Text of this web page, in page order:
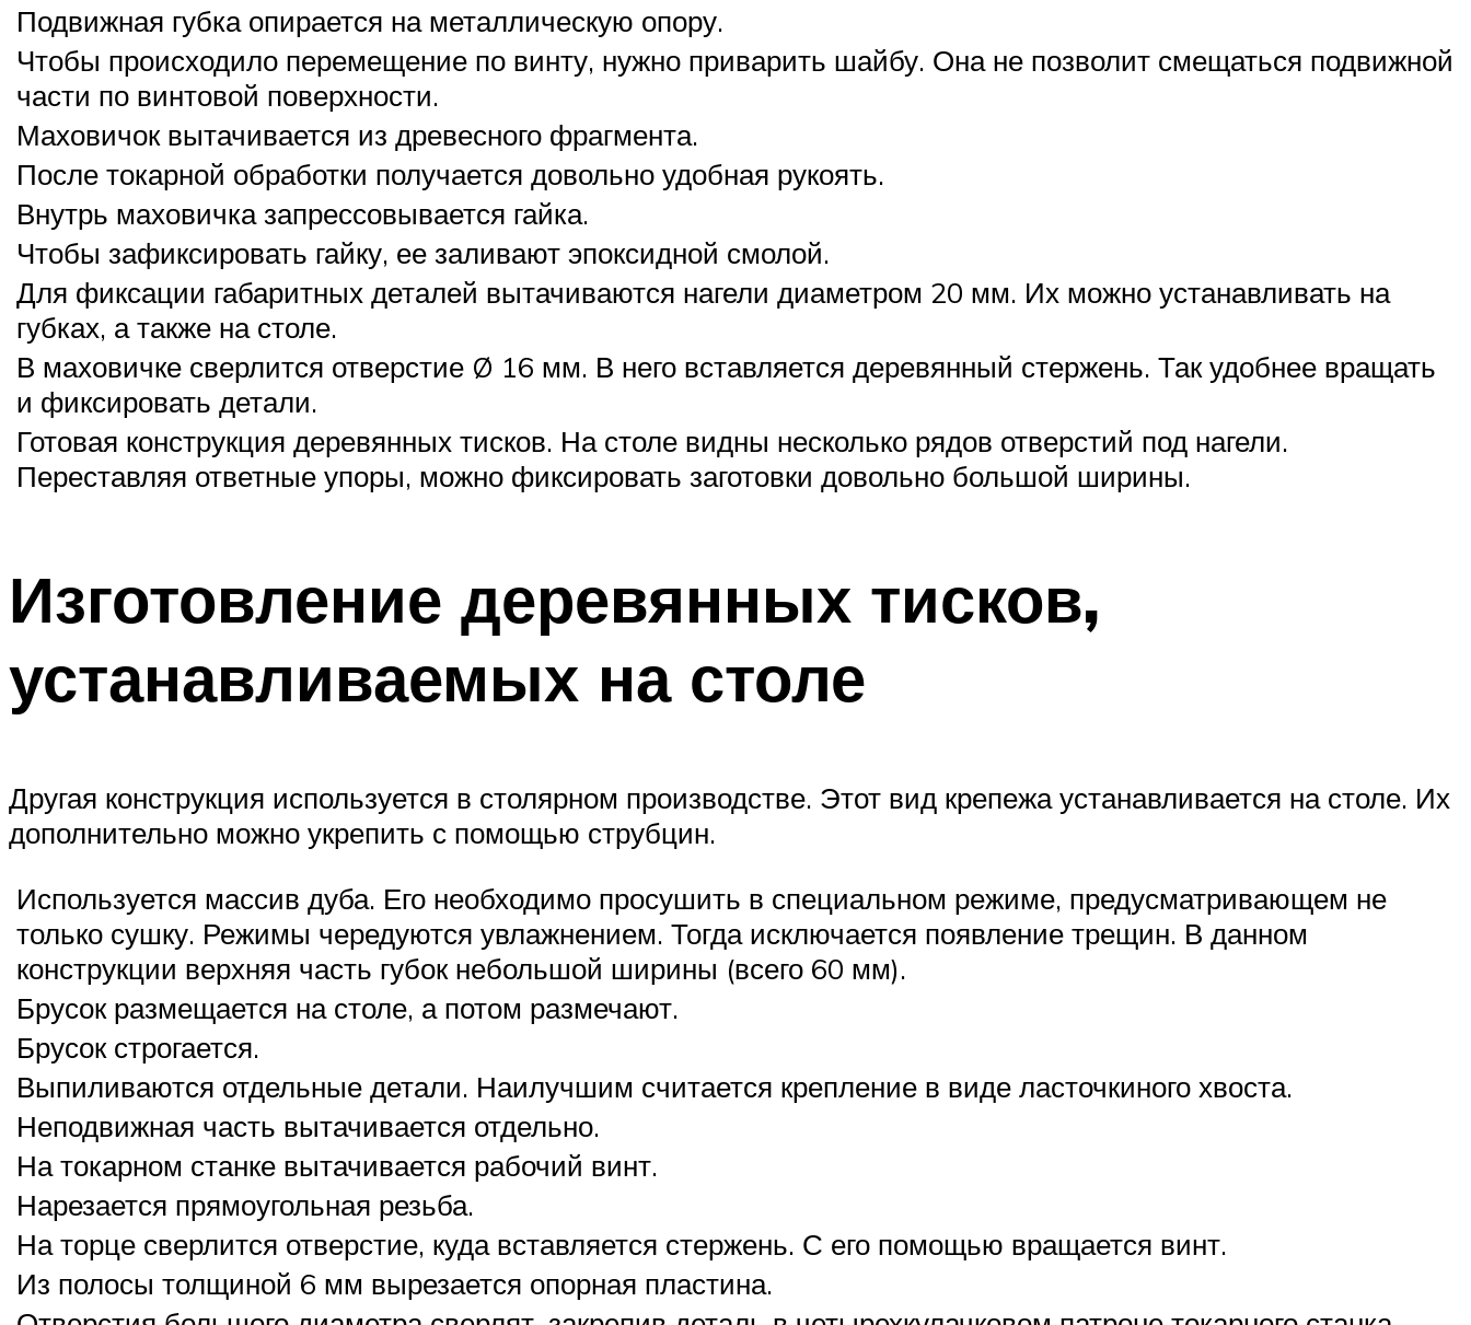
Подвижная губка опирается на металлическую опору.
Чтобы происходило перемещение по винту, нужно приварить шайбу. Она не позволит смещаться подвижной
части по винтовой поверхности.
Маховичок вытачивается из древесного фрагмента.
После токарной обработки получается довольно удобная рукоять.
Внутрь маховичка запрессовывается гайка.
Чтобы зафиксировать гайку, ее заливают эпоксидной смолой.
Для фиксации габаритных деталей вытачиваются нагели диаметром 20 мм. Их можно устанавливать на
губках, а также на столе.
В маховичке сверлится отверстие Ø 16 мм. В него вставляется деревянный стержень. Так удобнее вращать
и фиксировать детали.
Готовая конструкция деревянных тисков. На столе видны несколько рядов отверстий под нагели.
Переставляя ответные упоры, можно фиксировать заготовки довольно большой ширины.
Изготовление деревянных тисков,
устанавливаемых на столе
Другая конструкция используется в столярном производстве. Этот вид крепежа устанавливается на столе. Их
дополнительно можно укрепить с помощью струбцин.
Используется массив дуба. Его необходимо просушить в специальном режиме, предусматривающем не
только сушку. Режимы чередуются увлажнением. Тогда исключается появление трещин. В данном
конструкции верхняя часть губок небольшой ширины (всего 60 мм).
Брусок размещается на столе, а потом размечают.
Брусок строгается.
Выпиливаются отдельные детали. Наилучшим считается крепление в виде ласточкиного хвоста.
Неподвижная часть вытачивается отдельно.
На токарном станке вытачивается рабочий винт.
Нарезается прямоугольная резьба.
На торце сверлится отверстие, куда вставляется стержень. С его помощью вращается винт.
Из полосы толщиной 6 мм вырезается опорная пластина.